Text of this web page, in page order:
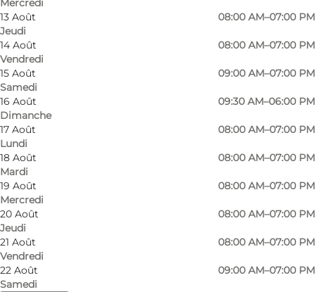
Mercredi
13 Août
Jeudi
08:00 AM–07:00 PM
14 Août
Vendredi
08:00 AM–07:00 PM
15 Août
Samedi
09:00 AM–07:00 PM
16 Août
Dimanche
09:30 AM–06:00 PM
17 Août
Lundi
08:00 AM–07:00 PM
18 Août
Mardi
08:00 AM–07:00 PM
19 Août
Mercredi
08:00 AM–07:00 PM
20 Août
Jeudi
08:00 AM–07:00 PM
21 Août
Vendredi
08:00 AM–07:00 PM
22 Août
Samedi
09:00 AM–07:00 PM
been expanding across the world. One of its
locations can be found in the heart of Odense.
Whether you're a local or a tourist, stopping by
Starbucks in Odense is a must-do activity for
coffee lovers.
Located in the bustling city center, the
Starbucks in Odense is a cozy spot to enjoy a
cup of coffee. The interior of the shop is
beautifully designed with comfortable seating
options, making it a perfect place to spend
time with friends or simply relax with a good
book.
The menu at this Starbucks location offers a
variety of options, ranging from classic espresso